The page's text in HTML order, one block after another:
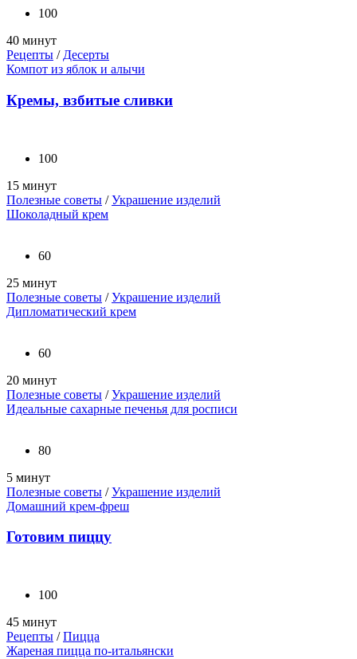
100
40 минут
Рецепты / Десерты
Компот из яблок и алычи
Кремы, взбитые сливки
100
15 минут
Полезные советы /Украшение изделий
Шоколадный крем
60
25 минут
Полезные советы /Украшение изделий
Дипломатический крем
60
20 минут
Полезные советы /Украшение изделий
Идеальные сахарные печенья для росписи
80
5 минут
Полезные советы /Украшение изделий
Домашний крем-фреш
Готовим пиццу
100
45 минут
Рецепты /Пицца
Жареная пицца по-итальянски